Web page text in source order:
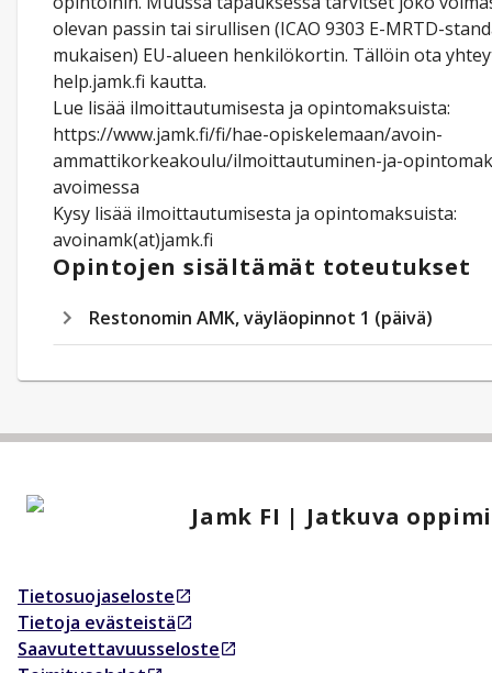
olevan passin tai sirullisen (ICAO 9303 E-MRTD-
mukaisen) EU-alueen henkilökortin. Tällöin ota
help.jamk.fi kautta.
Lue lisää ilmoittautumisesta ja opintomaksuista:
https://www.jamk.fi/fi/hae-opiskelemaan/avoin-
ammattikorkeakoulu/ilmoittautuminen-ja-
avoimessa
Kysy lisää ilmoittautumisesta ja opintomaksuista:
avoinamk(at)jamk.fi
Opintojen sisältämät toteutukset
Restonomin AMK, väyläopinnot 1 (päivä)
Jamk FI | Jatkuva
Tietosuojaseloste
Avautuu uudessa välilehdessä
Tietoja evästeistä
Avautuu uudessa välilehdessä
Saavutettavuusseloste
Avautuu uudessa välilehdessä